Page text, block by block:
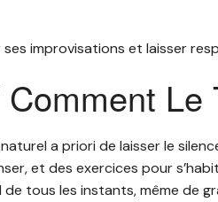
improvisations et laisser
Le
a priori de laisser le
et des exercices pour
de tous les instants, même de